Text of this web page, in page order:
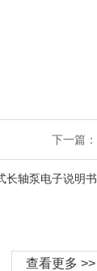
下一篇：
长轴泵电子说明书
查看更多 >>